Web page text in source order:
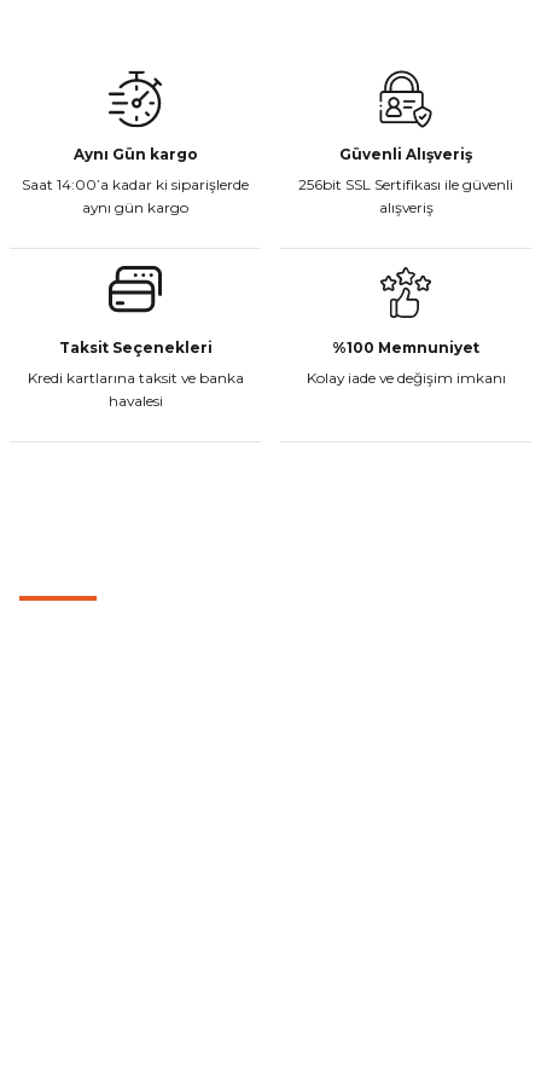
Aynı Gün kargo
Saat 14:00’a kadar ki siparişlerde
aynı gün kargo
Güvenli Alışveriş
256bit SSL Sertifikası ile güvenli
alışveriş
Taksit Seçenekleri
Kredi kartlarına taksit ve banka
havalesi
%100 Memnuniyet
Kolay iade ve değişim imkanı